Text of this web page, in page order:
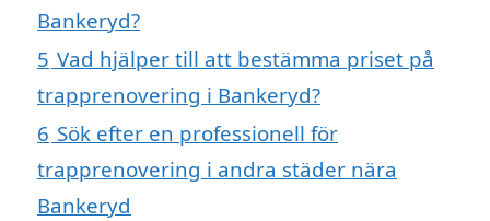
Bankeryd?
5 Vad hjälper till att bestämma priset på
trapprenovering i Bankeryd?
6 Sök efter en professionell för
trapprenovering i andra städer nära
Bankeryd